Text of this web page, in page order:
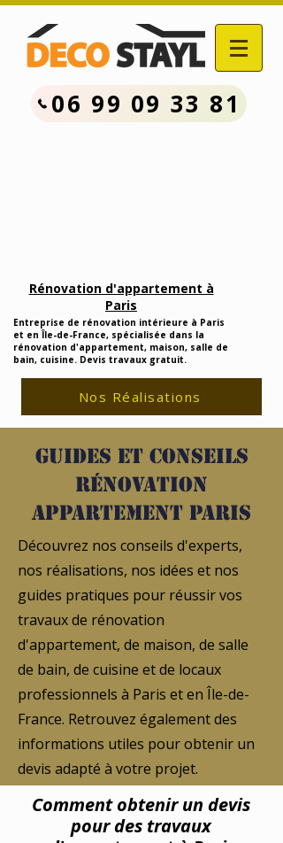
06 99 09 33 81
Rénovation d'appartement à
Paris
Entreprise de rénovation intérieure à Paris
et en Île-de-France, spécialisée dans la
rénovation d'appartement, maison, salle de
bain, cuisine. Devis travaux gratuit.
Nos Réalisations
Guides et conseils
rénovation
appartement Paris
Découvrez nos conseils d'experts,
nos réalisations, nos idées et nos
guides pratiques pour réussir vos
travaux de rénovation
d'appartement, de maison, de salle
de bain, de cuisine et de locaux
professionnels à Paris et en Île-de-
France. Retrouvez également des
informations utiles pour obtenir un
devis adapté à votre projet.
Comment obtenir un devis
pour des travaux